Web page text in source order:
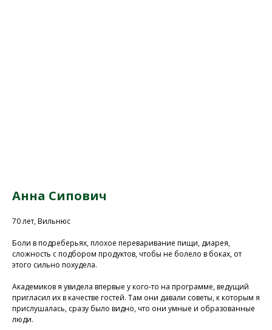
Анна Сипович
70 лет, Вильнюс
Боли в подреберьях, плохое переваривание пищи, диарея,
сложность с подбором продуктов, чтобы не болело в боках, от
этого сильно похудела.
Академиков я увидела впервые у кого-то на программе, ведущий
пригласил их в качестве гостей. Там они давали советы, к которым я
прислушалась, сразу было видно, что они умные и образованные
люди.